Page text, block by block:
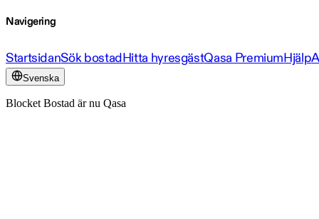
Navigering
StartsidanSök bostadHitta hyresgästQasa PremiumHjälp
Svenska
Blocket Bostad är nu Qasa